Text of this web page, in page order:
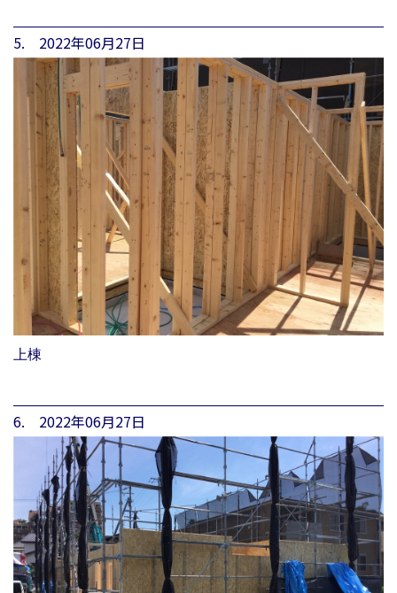
5. 2022年06月27日
上棟
6. 2022年06月27日